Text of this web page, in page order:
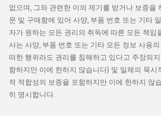
없으며, 그와 관련한 이의 제기를 받거나 보증을
문 및 구매함에 있어 사양, 부품 번호 또는 기타
자가 원하는 모든 권리의 취득에 따른 모든 책임
사는 사양, 부품 번호 또는 기타 모든 정보 사용
떠한 행위라도 권리를 침해하고 있다고 주장되
함하지만 이에 한하지 않습니다) 및 일체의 묵시
적 적합성의 보증을 포함하지만 이에 한하지 않
히 명시합니다.